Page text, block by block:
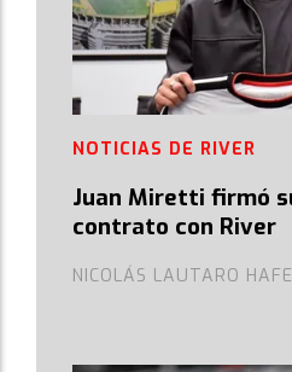
Juan Miretti firmó
contrato con River
NICOLÁS LAUTARO
NOTICIAS DE RIVER